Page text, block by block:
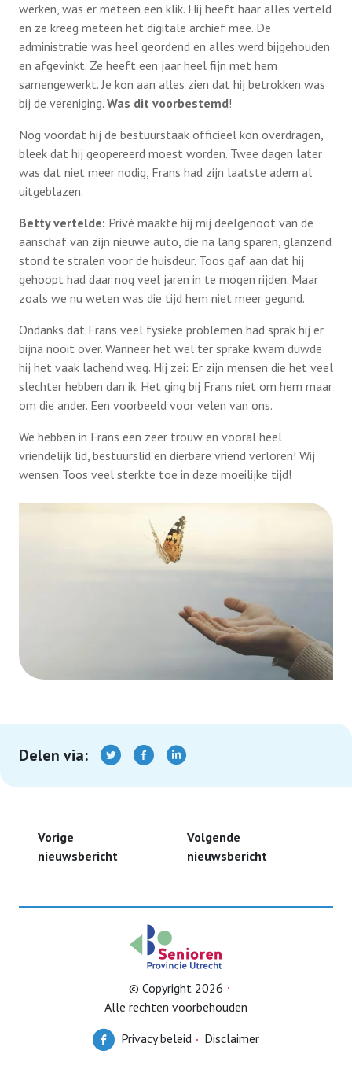
werken, was er meteen een klik. Hij heeft haar alles verteld
en ze kreeg meteen het digitale archief mee. De
administratie was heel geordend en alles werd bijgehouden
en afgevinkt. Ze heeft een jaar heel fijn met hem
samengewerkt. Je kon aan alles zien dat hij betrokken was
bij de vereniging. Was dit voorbestemd!
Nog voordat hij de bestuurstaak officieel kon overdragen,
bleek dat hij geopereerd moest worden. Twee dagen later
was dat niet meer nodig, Frans had zijn laatste adem al
uitgeblazen.
Betty vertelde: Privé maakte hij mij deelgenoot van de
aanschaf van zijn nieuwe auto, die na lang sparen, glanzend
stond te stralen voor de huisdeur. Toos gaf aan dat hij
gehoopt had daar nog veel jaren in te mogen rijden. Maar
zoals we nu weten was die tijd hem niet meer gegund.
Ondanks dat Frans veel fysieke problemen had sprak hij er
bijna nooit over. Wanneer het wel ter sprake kwam duwde
hij het vaak lachend weg. Hij zei: Er zijn mensen die het veel
slechter hebben dan ik. Het ging bij Frans niet om hem maar
om die ander. Een voorbeeld voor velen van ons.
We hebben in Frans een zeer trouw en vooral heel
vriendelijk lid, bestuurslid en dierbare vriend verloren! Wij
wensen Toos veel sterkte toe in deze moeilijke tijd!
Delen via:
Vorige
nieuwsbericht
Volgende
nieuwsbericht
© Copyright 2026
Alle rechten voorbehouden
Privacy beleid
Disclaimer